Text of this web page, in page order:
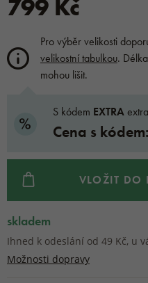
799 Kč
Pro výběr velikosti
velikostní tabulkou.
mohou lišit.
S kódem EXTRAextra
Cena s
VLOŽIT DO
skladem
Ihned k odeslání od 49 Kč, u
Možnosti dopravy